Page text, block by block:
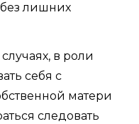
лишних
в роли
себя с
матери
следовать